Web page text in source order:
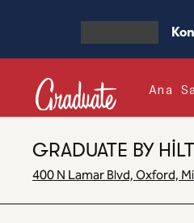
Ana
GRADUATE BY
400 N Lamar Blvd, Oxford,